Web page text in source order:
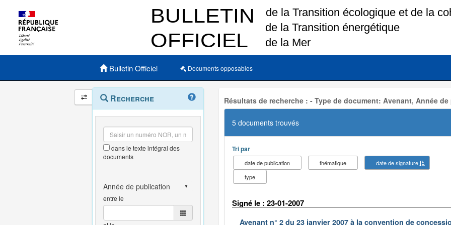
Menu principal
Bulletin Officiel Documents opposables
Navigation
et
outils
annexes
Menu
contextuel
Recherche
dans le texte intégral des
documents
entre le
Résultats de recherche : - Type de document: Avenant, Année
5 documents trouvés
Tri par
date de publication thématique
date de signature
type
Signé le : 23-01-2007
Avenant n° 2 du 23 janvier 2007 à la convention de